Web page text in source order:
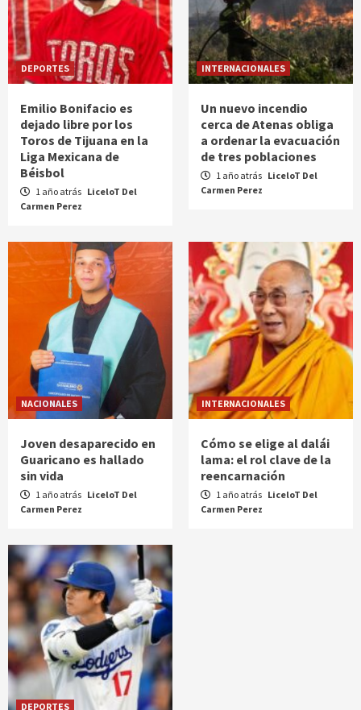
DEPORTES
Emilio Bonifacio es
dejado libre por los
Toros de Tijuana en la
Liga Mexicana de
Béisbol
1 año atrás LiceloT Del
Carmen Perez
INTERNACIONALES
Un nuevo incendio
cerca de Atenas obliga
a ordenar la evacuación
de tres poblaciones
1 año atrás LiceloT Del
Carmen Perez
NACIONALES
Joven desaparecido en
Guaricano es hallado
sin vida
1 año atrás LiceloT Del
Carmen Perez
INTERNACIONALES
Cómo se elige al dalái
lama: el rol clave de la
reencarnación
1 año atrás LiceloT Del
Carmen Perez
DEPORTES